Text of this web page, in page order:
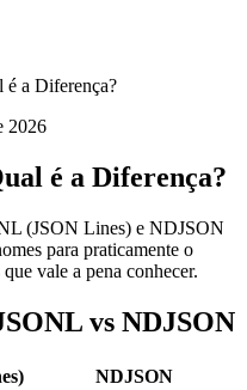
a Diferença?
2026
é a Diferença?
(JSON Lines) e NDJSON
para praticamente o
vale a pena conhecer.
vs NDJSON
NDJSON